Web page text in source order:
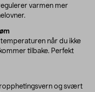
varmen mer
når du ikke
tilbake. Perfekt
og svært